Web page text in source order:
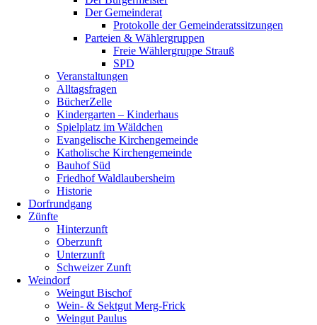
Der Gemeinderat
Protokolle der Gemeinderatssitzungen
Parteien & Wählergruppen
Freie Wählergruppe Strauß
SPD
Veranstaltungen
Alltagsfragen
BücherZelle
Kindergarten – Kinderhaus
Spielplatz im Wäldchen
Evangelische Kirchengemeinde
Katholische Kirchengemeinde
Bauhof Süd
Friedhof Waldlaubersheim
Historie
Dorfrundgang
Zünfte
Hinterzunft
Oberzunft
Unterzunft
Schweizer Zunft
Weindorf
Weingut Bischof
Wein- & Sektgut Merg-Frick
Weingut Paulus